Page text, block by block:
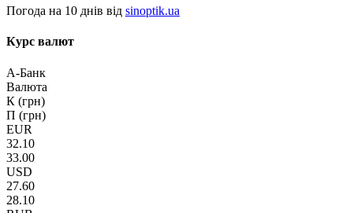
Погода на 10 днів від sinoptik.ua
Курс валют
А-Банк
Валюта
К (грн)
П (грн)
EUR
32.10
33.00
USD
27.60
28.10